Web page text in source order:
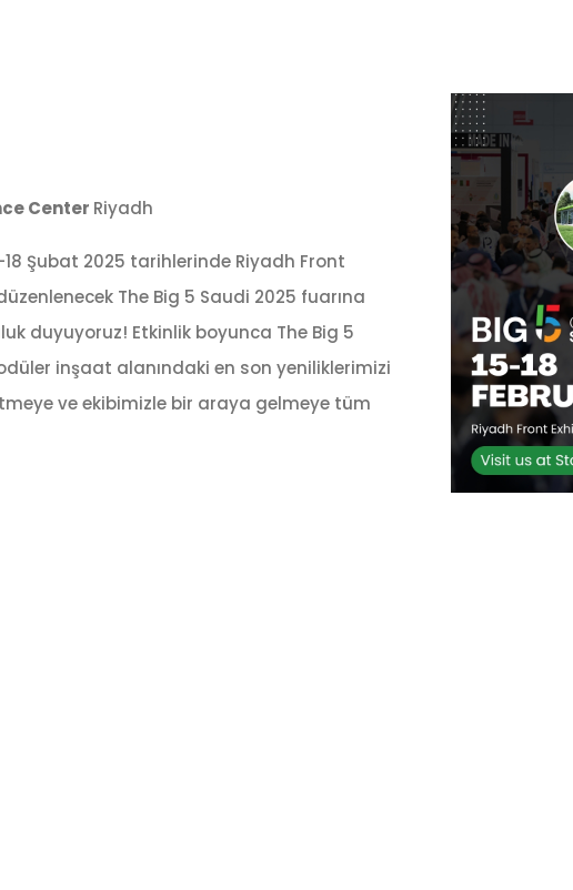
Center Riyadh
Şubat 2025 tarihlerinde Riyadh Front
The Big 5 Saudi 2025 fuarına
duyuyoruz! Etkinlik boyunca The Big 5
inşaat alanındaki en son yeniliklerimizi
ve ekibimizle bir araya gelmeye tüm